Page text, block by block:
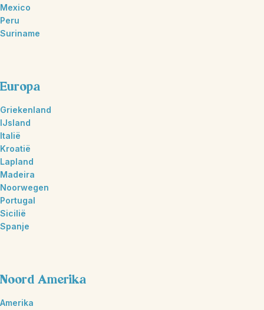
Mexico
Peru
Suriname
Europa
Griekenland
IJsland
Italië
Kroatië
Lapland
Madeira
Noorwegen
Portugal
Sicilië
Spanje
Noord Amerika
Amerika